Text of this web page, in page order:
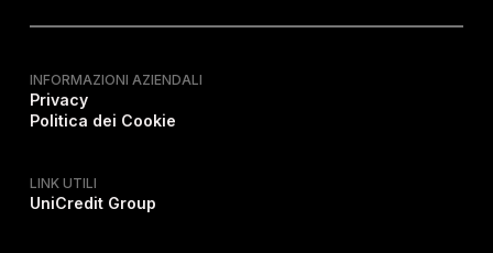
INFORMAZIONI AZIENDALI
Privacy
Politica dei Cookie
LINK UTILI
UniCredit Group